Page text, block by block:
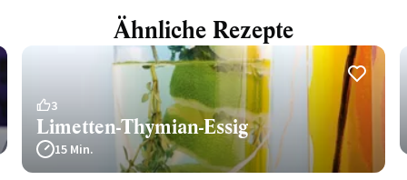
Ähnliche Rezepte
3
Limetten-Thymian-Essig
15 Min.